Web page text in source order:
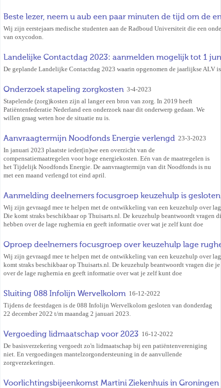
Beste lezer, neem u aub een paar minuten de tijd om de
Wij zijn eerstejaars medische studenten aan de Radboud Universiteit die een
van oxycodon.
Landelijke Contactdag 2023: aanmelden mogelijk tot 1
De geplande Landelijke Contactdag 2023 waarin opgenomen de jaarlijkse ALV
Onderzoek stapeling zorgkosten 3-4-2023
Stapelende (zorg)kosten zijn al langer een bron van zorg. In 2019 heeft
Patiëntenfederatie Nederland een onderzoek naar dit onderwerp gedaan. We
willen graag weten hoe de situatie nu is.
Aanvraagtermijn Noodfonds Energie verlengd 23-3-2023
In januari 2023 plaatste ieder(in)we een overzicht van de
compensatiemaatregelen voor hoge energiekosten. Eén van de maatregelen is
het Tijdelijk Noodfonds Energie. De aanvraagtermijn van dit Noodfonds is nu
met een maand verlengd tot eind april.
Aanmelding deelnemers focusgroep keuzehulp is
Wij zijn gevraagd mee te helpen met de ontwikkeling van een keuzehulp over
Die komt straks beschikbaar op Thuisarts.nl. De keuzehulp beantwoordt vragen
hebben over de lage rughernia en geeft informatie over wat je zelf kunt doe
Oproep deelnemers focusgroep over keuzehulp lage
Wij zijn gevraagd mee te helpen met de ontwikkeling van een keuzehulp over
komt straks beschikbaar op Thuisarts.nl. De keuzehulp beantwoordt vragen die
over de lage rughernia en geeft informatie over wat je zelf kunt doe
Sluiting 088 Infolijn Wervelkolom 16-12-2022
Tijdens de feestdagen is de 088 Infolijn Wervelkolom gesloten van donderdag
22 december 2022 t/m maandag 2 januari 2023.
Vergoeding lidmaatschap voor 2023 16-12-2022
De basisverzekering vergoedt zo'n lidmaatschap bij een patiëntenvereniging
niet. En vergoedingen mantelzorgondersteuning in de aanvullende
zorgverzekeringen.
Voorlichtingsbijeenkomst Martini Ziekenhuis in Groningen